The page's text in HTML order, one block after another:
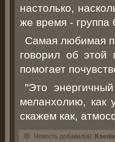
настолько,
же время - группа
Самая любимая
говорил об этой
помогает
"Это
меланхолию, как
скажем как,
Новость добавил(а):